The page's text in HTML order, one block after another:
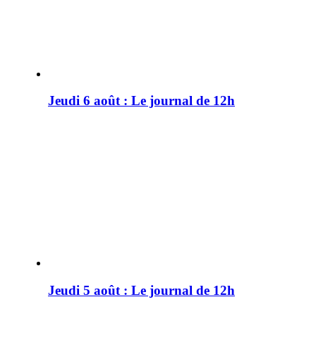
Jeudi 6 août : Le journal de 12h
Jeudi 5 août : Le journal de 12h